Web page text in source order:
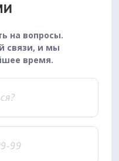
на вопросы.
связи, и мы
время.